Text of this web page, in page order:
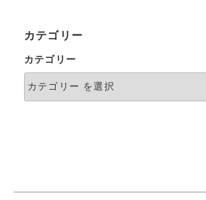
カテゴリー
カテゴリー